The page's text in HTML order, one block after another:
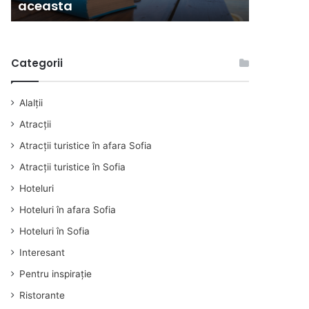
aceasta
centru
Categorii
Alalții
Atracţii
Atracţii turistice în afara Sofia
Atracţii turistice în Sofia
Hoteluri
Hoteluri în afara Sofia
Hoteluri în Sofia
Interesant
Pentru inspirație
Ristorante